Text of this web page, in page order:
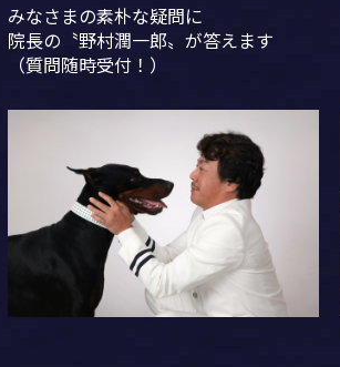
みなさまの素朴な疑問に
院長の〝野村潤一郎〟が答えます
（質問随時受付！）